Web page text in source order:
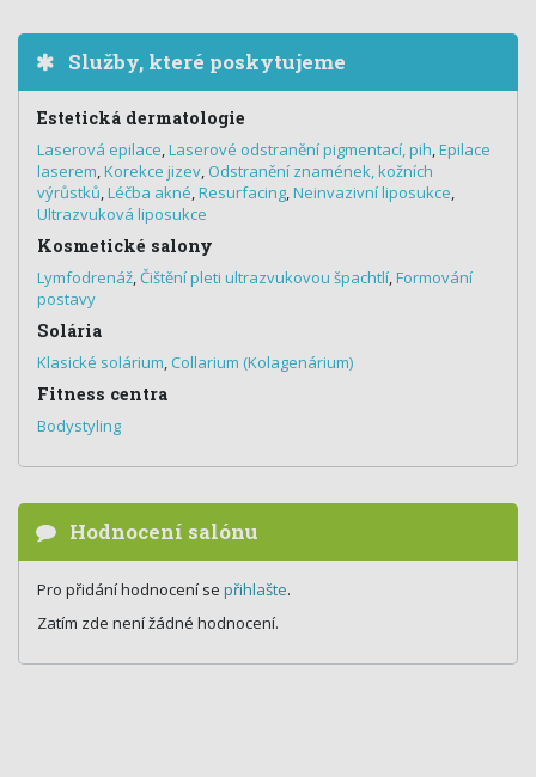
Služby, které poskytujeme
Estetická dermatologie
Laserová epilace,Laserové odstranění pigmentací, pih,Epilace
laserem,Korekce jizev, Odstranění znamének, kožních
výrůstků,Léčba akné,Resurfacing,Neinvazivní liposukce,
Ultrazvuková liposukce
Kosmetické salony
Lymfodrenáž,Čištění pleti ultrazvukovou špachtlí,Formování
postavy
Solária
Klasické solárium, Collarium (Kolagenárium)
Fitness centra
Bodystyling
Hodnocení salónu
Pro přidání hodnocení se přihlašte.
Zatím zde není žádné hodnocení.